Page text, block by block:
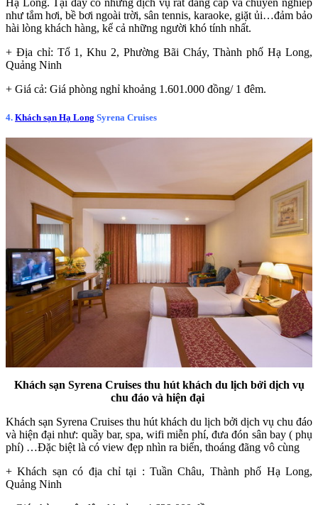
như tắm hơi, bề bơi ngoài trời, sân tennis, karaoke, giặt ủi…đảm bảo
hài lòng khách hàng, kể cả những người khó tính nhất.
+ Địa chỉ: Tổ 1, Khu 2, Phường Bãi Cháy, Thành phố Hạ Long,
Quảng Ninh
+ Giá cả: Giá phòng nghỉ khoảng 1.601.000 đồng/ 1 đêm.
4. Khách sạn Hạ Long Syrena Cruises
Khách sạn Syrena Cruises thu hút khách du lịch bởi dịch vụ
chu đáo và hiện đại
Khách sạn Syrena Cruises thu hút khách du lịch bởi dịch vụ chu đáo
và hiện đại như: quầy bar, spa, wifi miễn phí, đưa đón sân bay ( phụ
phí) …Đặc biệt là có view đẹp nhìn ra biển, thoáng đãng vô cùng
+ Khách sạn có địa chỉ tại : Tuần Châu, Thành phố Hạ Long,
Quảng Ninh